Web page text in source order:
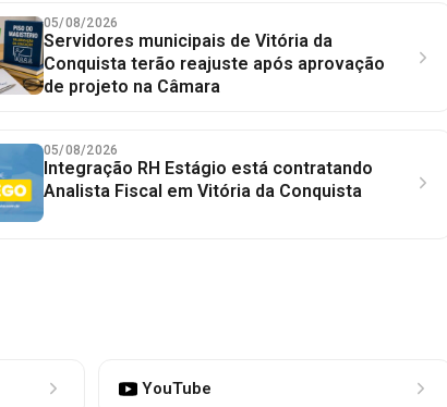
05/08/2026
Servidores municipais de Vitória da
Conquista terão reajuste após aprovação
de projeto na Câmara
05/08/2026
Integração RH Estágio está contratando
Analista Fiscal em Vitória da Conquista
YouTube